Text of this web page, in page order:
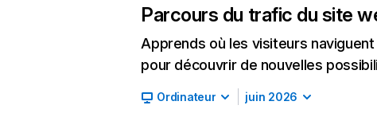
Parcours du trafic du site
Apprends où les visiteurs
pour découvrir de nouvelles
Ordinateur juin 2026